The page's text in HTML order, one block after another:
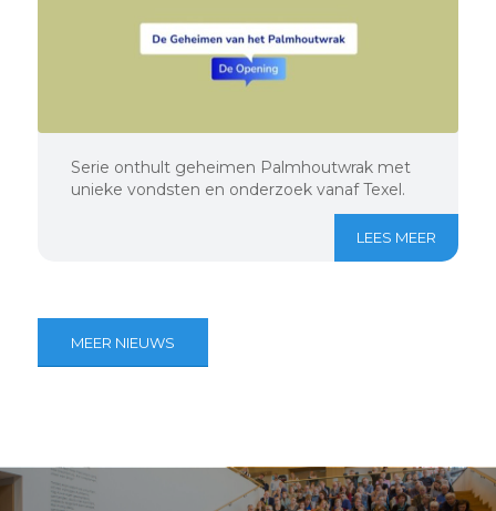
Serie onthult geheimen Palmhoutwrak met
unieke vondsten en onderzoek vanaf Texel.
LEES MEER
MEER NIEUWS